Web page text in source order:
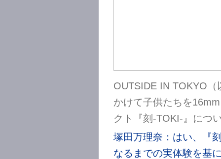
OUTSIDE IN TOKYO
かけて子供たちを
クト『刻-TOKI-』につ
塚田万理奈：はい、『
なるまでの実体験を基